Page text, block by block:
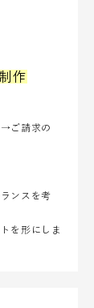
作
→ご請求の
ンスを考
を形にしま